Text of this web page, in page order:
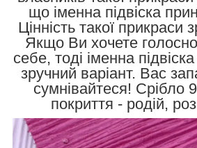
що іменна підвіска
Цінність такої прикраси
Якщо Ви хочете
себе, тоді іменна
зручний варіант. Вас
сумнівайтеся! Срібло
покриття - родій,